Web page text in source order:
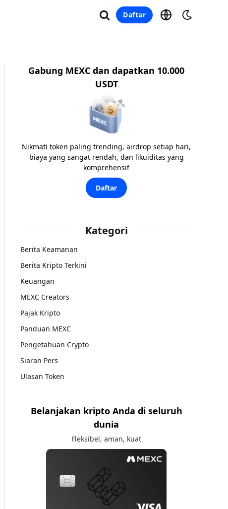
Daftar
Gabung MEXC dan dapatkan 10.000
USDT
Nikmati token paling trending, airdrop setiap hari,
biaya yang sangat rendah, dan likuiditas yang
komprehensif
Daftar
Kategori
Berita Keamanan
Berita Kripto Terkini
Keuangan
MEXC Creators
Pajak Kripto
Panduan MEXC
Pengetahuan Crypto
Siaran Pers
Ulasan Token
Belanjakan kripto Anda di seluruh
dunia
Fleksibel, aman, kuat